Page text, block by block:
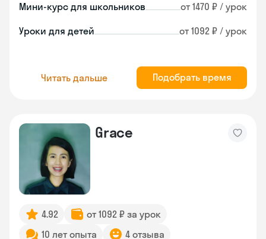
Мини-курс для школьников от 1470 ₽ / урок
Уроки для детей от 1092 ₽ / урок
Читать дальше Подобрать время
Grace
4.92
от 1092 ₽ за урок
10 лет опыта
4 отзыва